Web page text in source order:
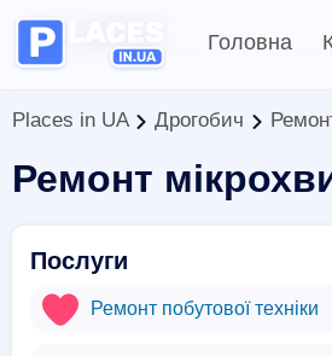
Головна
Places in UA Дрогобич
Ремонт
Послуги
Ремонт побутової техніки